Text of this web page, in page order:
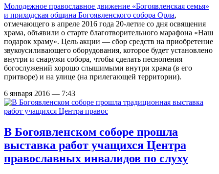
Молодежное православное движение «Богоявленская семья»
и приходская община Богоявленского собора Орла,
отмечающего в апреле 2016 года 20-летие со дня освящения
храма, объявили о старте благотворительного марафона «Наш
подарок храму». Цель акции — сбор средств на приобретение
звукоусиливающего оборудования, которое будет установлено
внутри и снаружи собора, чтобы сделать песнопения
богослужений хорошо слышимыми внутри храма (в его
притворе) и на улице (на прилегающей территории).
6 января 2016 — 7:43
В Богоявленском соборе прошла
выставка работ учащихся Центра
православных инвалидов по слуху